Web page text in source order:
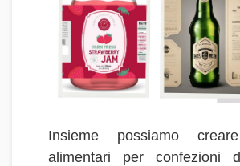
Insieme possiamo
alimentari per confezioni